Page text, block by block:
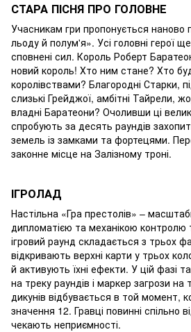
СТАРА ПІСНЯ ПРО ГОЛОВНЕ
Учасникам гри пропонується наново
льоду й полум'я». Усі головні герої
сповнені сил. Король Роберт
новий король! Хто ним стане? Хто
королівствами? Благородні Старки,
слизькі Грейджої, амбітні Тайрели,
владні Баратеони? Очоливши ці
спробують за десять раундів
земель із замками та фортецями.
законне місце на Залізному троні.
ІГРОЛАД
Настільна «Гра престолів» –
дипломатією та механікою контролю
ігровий раунд складається з трьох
відкривають верхні карти у трьох
й активують їхні ефекти. У цій фазі
на треку раундів і маркер загрози на
дикунів відбувається в той момент,
значення 12. Гравці повинні спільно
чекають неприємності.